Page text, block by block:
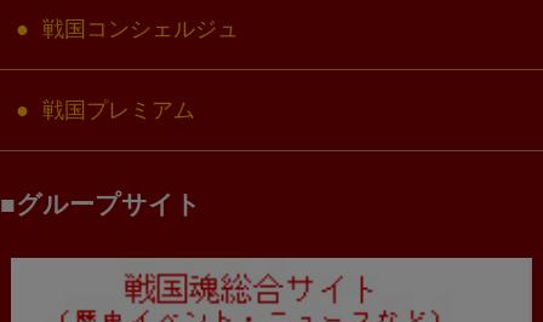
戦国コンシェルジュ
戦国プレミアム
グループサイト